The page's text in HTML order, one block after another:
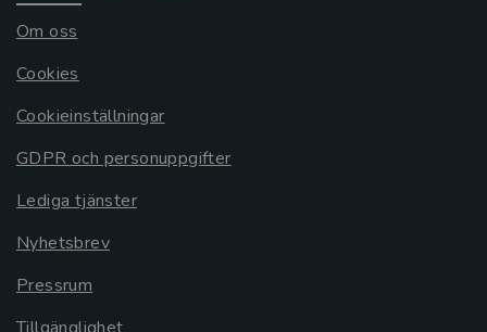
Om oss
Cookies
Cookieinställningar
GDPR och personuppgifter
Lediga tjänster
Nyhetsbrev
Pressrum